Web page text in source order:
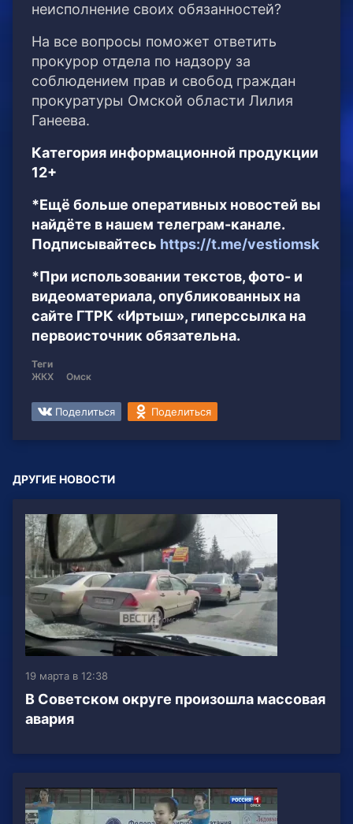
неисполнение своих обязанностей?
На все вопросы поможет ответить
прокурор отдела по надзору за
соблюдением прав и свобод граждан
прокуратуры Омской области Лилия
Ганеева.
Категория информационной продукции
12+
*Ещё больше оперативных новостей вы
найдёте в нашем телеграм-канале.
Подписывайтесь https://t.me/vestiomsk
*При использовании текстов, фото- и
видеоматериала, опубликованных на
сайте ГТРК «Иртыш», гиперссылка на
первоисточник обязательна.
Теги
ЖКХ
Омск
Поделиться Поделиться
ДРУГИЕ НОВОСТИ
19 марта в 12:38
В Советском округе произошла массовая
авария